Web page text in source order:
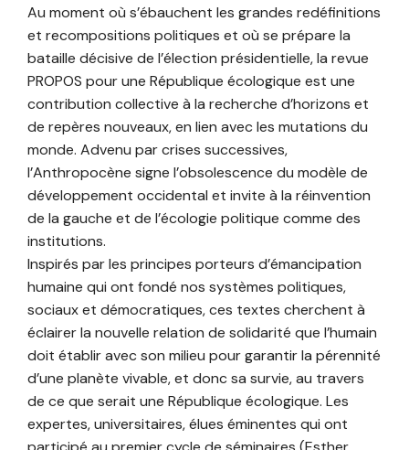
Au moment où s’ébauchent les grandes redéfinitions
et recompositions politiques et où se prépare la
bataille décisive de l’élection présidentielle, la revue
PROPOS pour une République écologique est une
contribution collective à la recherche d’horizons et
de repères nouveaux, en lien avec les mutations du
monde. Advenu par crises successives,
l’Anthropocène signe l’obsolescence du modèle de
développement occidental et invite à la réinvention
de la gauche et de l’écologie politique comme des
institutions.
Inspirés par les principes porteurs d’émancipation
humaine qui ont fondé nos systèmes politiques,
sociaux et démocratiques, ces textes cherchent à
éclairer la nouvelle relation de solidarité que l’humain
doit établir avec son milieu pour garantir la pérennité
d’une planète vivable, et donc sa survie, au travers
de ce que serait une République écologique. Les
expertes, universitaires, élues éminentes qui ont